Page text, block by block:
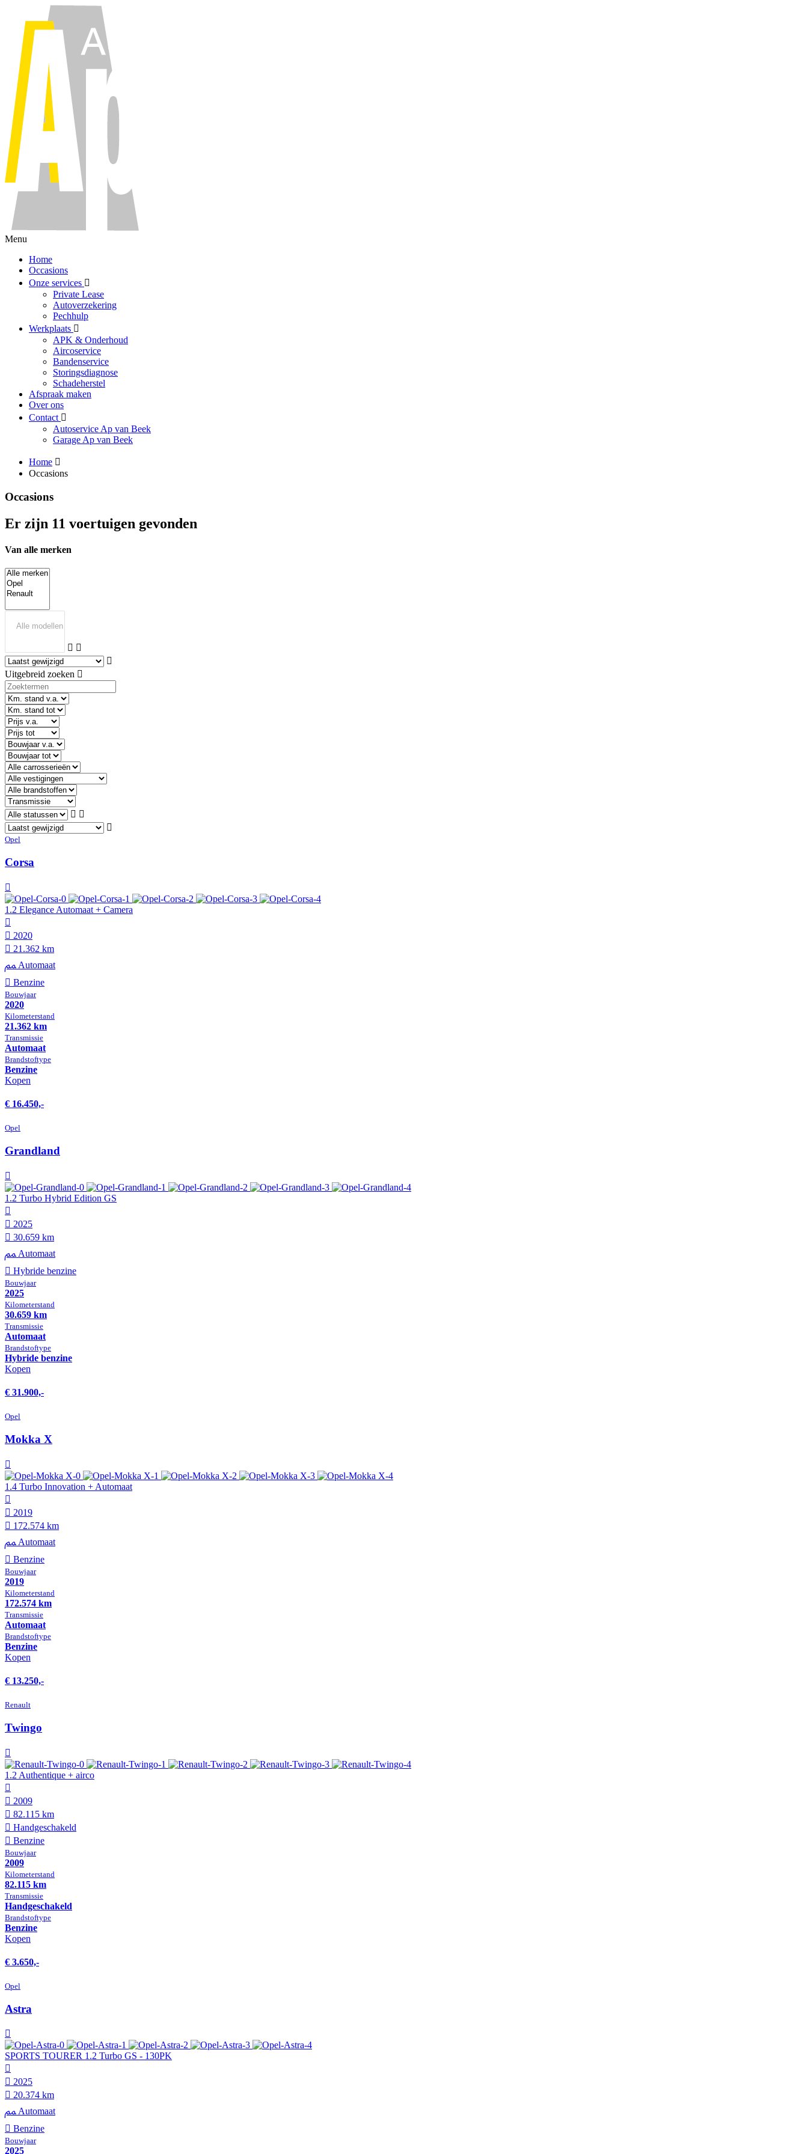
Menu
Home
Occasions
Onze services
Private Lease
Autoverzekering
Pechhulp
Werkplaats
APK & Onderhoud
Aircoservice
Bandenservice
Storingsdiagnose
Schadeherstel
Afspraak maken
Over ons
Contact
Autoservice Ap van Beek
Garage Ap van Beek
Home
Occasions
Occasions
Er zijn 11 voertuigen gevonden
Van alle merken
Uitgebreid zoeken
Opel
Corsa
1.2 Elegance Automaat + Camera
2020
21.362 km
Automaat
Benzine
Bouwjaar
2020
Kilometer­stand
21.362 km
Transmissie
Automaat
Brandstof­type
Benzine
Kopen
€ 16.450,-
Opel
Grandland
1.2 Turbo Hybrid Edition GS
2025
30.659 km
Automaat
Hybride benzine
Bouwjaar
2025
Kilometer­stand
30.659 km
Transmissie
Automaat
Brandstof­type
Hybride benzine
Kopen
€ 31.900,-
Opel
Mokka X
1.4 Turbo Innovation + Automaat
2019
172.574 km
Automaat
Benzine
Bouwjaar
2019
Kilometer­stand
172.574 km
Transmissie
Automaat
Brandstof­type
Benzine
Kopen
€ 13.250,-
Renault
Twingo
1.2 Authentique + airco
2009
82.115 km
Hand­geschakeld
Benzine
Bouwjaar
2009
Kilometer­stand
82.115 km
Transmissie
Hand­geschakeld
Brandstof­type
Benzine
Kopen
€ 3.650,-
Opel
Astra
SPORTS TOURER 1.2 Turbo GS - 130PK
2025
20.374 km
Automaat
Benzine
Bouwjaar
2025